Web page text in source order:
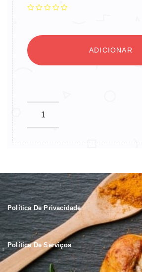
ADICIONAR
Política De Privacidade
Política De Serviços